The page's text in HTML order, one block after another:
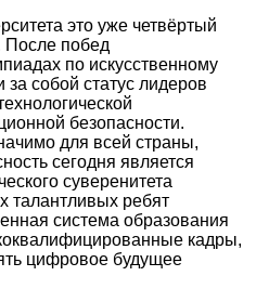
это уже четвёртый
После побед
по искусственному
за собой статус лидеров
безопасности.
для всей страны,
сегодня является
суверенитета
талантливых ребят
система образования
кадры,
цифровое будущее